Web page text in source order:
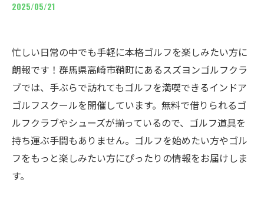
2025/05/21
忙しい日常の中でも手軽に本格ゴルフを楽しみたい方に
朗報です！群馬県高崎市鞘町にあるスズヨンゴルフクラ
ブでは、手ぶらで訪れてもゴルフを満喫できるインドア
ゴルフスクールを開催しています。無料で借りられるゴ
ルフクラブやシューズが揃っているので、ゴルフ道具を
持ち運ぶ手間もありません。ゴルフを始めたい方やゴル
フをもっと楽しみたい方にぴったりの情報をお届けしま
す。